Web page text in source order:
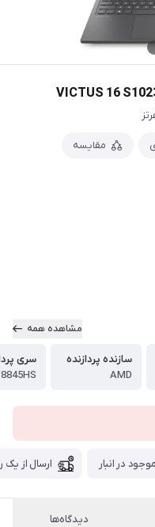
مقایسه
مشاهده همه
سازنده پردازنده
AMD
سری
موجود در انبار ارسال از یک
دیدگاه‌ها